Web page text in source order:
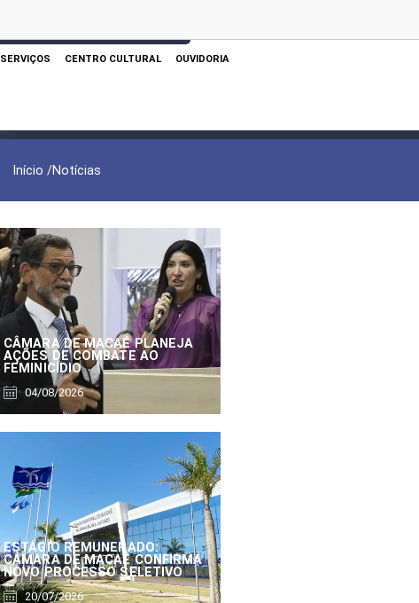
SERVIÇOS CENTRO CULTURAL OUVIDORIA
Início /Notícias
CÂMARA DE MACAÉ PLANEJA
AÇÕES DE COMBATE AO
FEMINICÍDIO
04/08/2026
ESTÁGIO REMUNERADO:
CÂMARA DE MACAÉ CONFIRMA
NOVO PROCESSO SELETIVO
20/07/2026